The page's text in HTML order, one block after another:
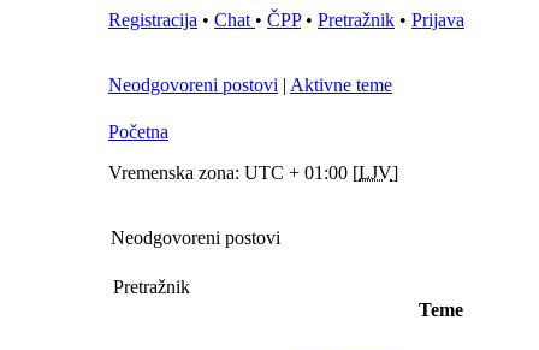
Registracija • Chat • ČPP• Pretražnik • Prijava
Neodgovoreni postovi | Aktivne teme
Početna
Vremenska zona: UTC + 01:00 [LJV]
Neodgovoreni postovi
Pretražnik
Teme